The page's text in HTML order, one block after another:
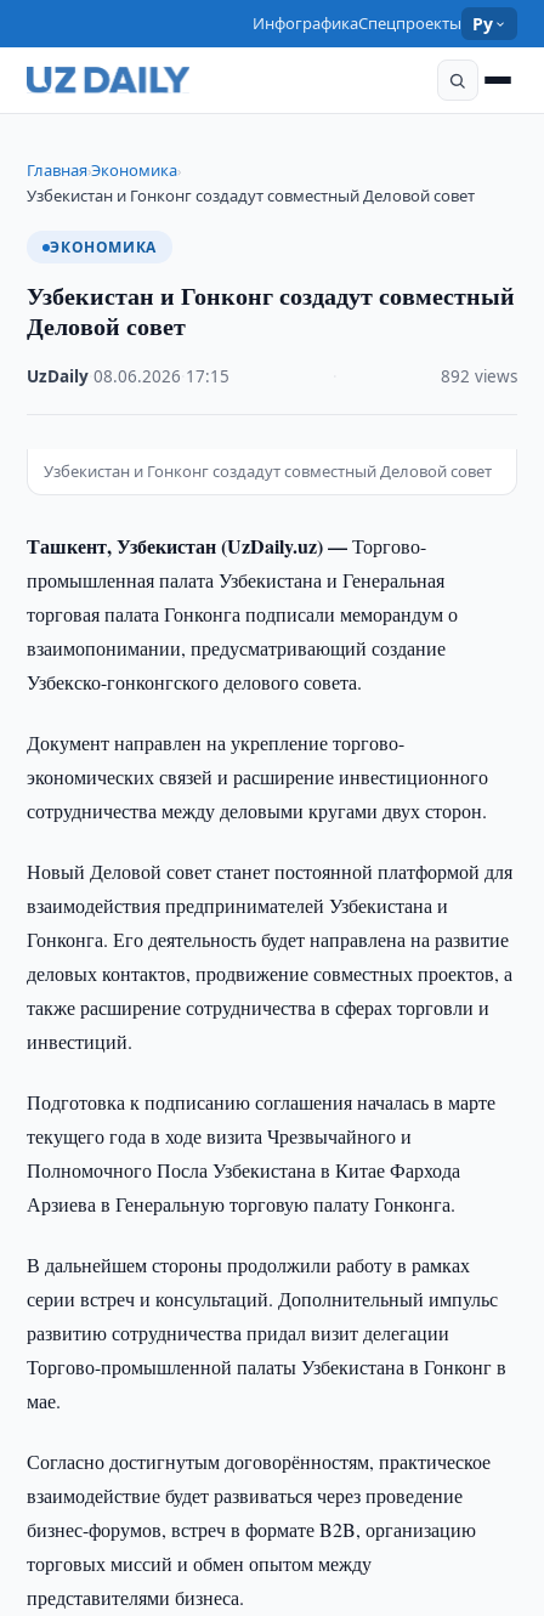
ИнфографикаСпецпроекты Ру
Главная›Экономика›
Узбекистан и Гонконг создадут совместный Деловой совет
ЭКОНОМИКА
Узбекистан и Гонконг создадут совместный
Деловой совет
UzDaily ·08.06.2026 17:15 892 views
Узбекистан и Гонконг создадут совместный Деловой совет
Ташкент, Узбекистан (UzDaily.uz) —Торгово-
промышленная палата Узбекистана и Генеральная
торговая палата Гонконга подписали меморандум о
взаимопонимании, предусматривающий создание
Узбекско-гонконгского делового совета.
Документ направлен на укрепление торгово-
экономических связей и расширение инвестиционного
сотрудничества между деловыми кругами двух сторон.
Новый Деловой совет станет постоянной платформой для
взаимодействия предпринимателей Узбекистана и
Гонконга. Его деятельность будет направлена на развитие
деловых контактов, продвижение совместных проектов, а
также расширение сотрудничества в сферах торговли и
инвестиций.
Подготовка к подписанию соглашения началась в марте
текущего года в ходе визита Чрезвычайного и
Полномочного Посла Узбекистана в Китае Фархода
Арзиева в Генеральную торговую палату Гонконга.
В дальнейшем стороны продолжили работу в рамках
серии встреч и консультаций. Дополнительный импульс
развитию сотрудничества придал визит делегации
Торгово-промышленной палаты Узбекистана в Гонконг в
мае.
Согласно достигнутым договорённостям, практическое
взаимодействие будет развиваться через проведение
бизнес-форумов, встреч в формате B2B, организацию
торговых миссий и обмен опытом между
представителями бизнеса.